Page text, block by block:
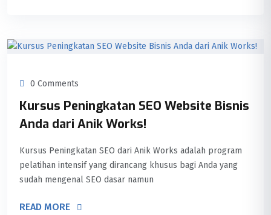
0 Comments
Kursus Peningkatan SEO Website Bisnis
Anda dari Anik Works!
Kursus Peningkatan SEO dari Anik Works adalah program
pelatihan intensif yang dirancang khusus bagi Anda yang
sudah mengenal SEO dasar namun
READ MORE